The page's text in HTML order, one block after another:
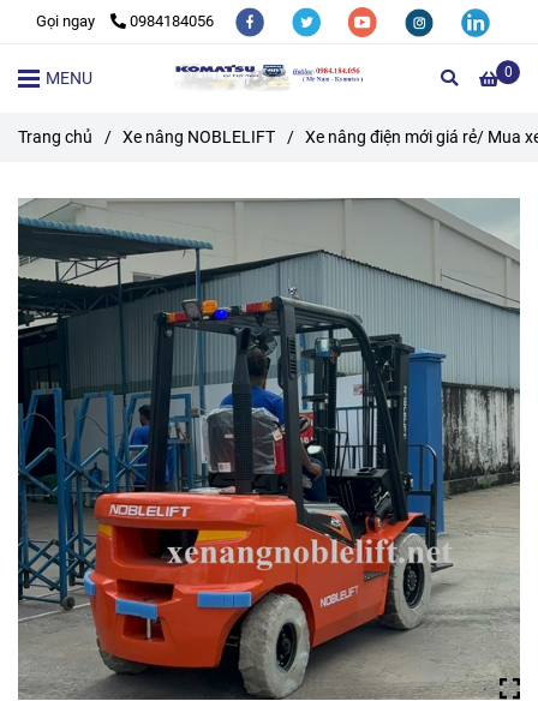
Gọi ngay 0984184056
0
MENU
Trang chủ / Xe nâng NOBLELIFT / Xe nâng điện mới giá rẻ/ Mua